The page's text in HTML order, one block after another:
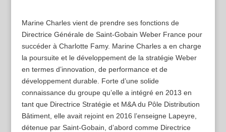
Marine Charles vient de prendre ses fonctions de
Directrice Générale de Saint-Gobain Weber France pour
succéder à Charlotte Famy. Marine Charles a en charge
la poursuite et le développement de la stratégie Weber
en termes d’innovation, de performance et de
développement durable. Forte d’une solide
connaissance du groupe qu’elle a intégré en 2013 en
tant que Directrice Stratégie et M&A du Pôle Distribution
Bâtiment, elle avait rejoint en 2016 l’enseigne Lapeyre,
détenue par Saint-Gobain, d’abord comme Directrice